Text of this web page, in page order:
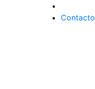
Contacto